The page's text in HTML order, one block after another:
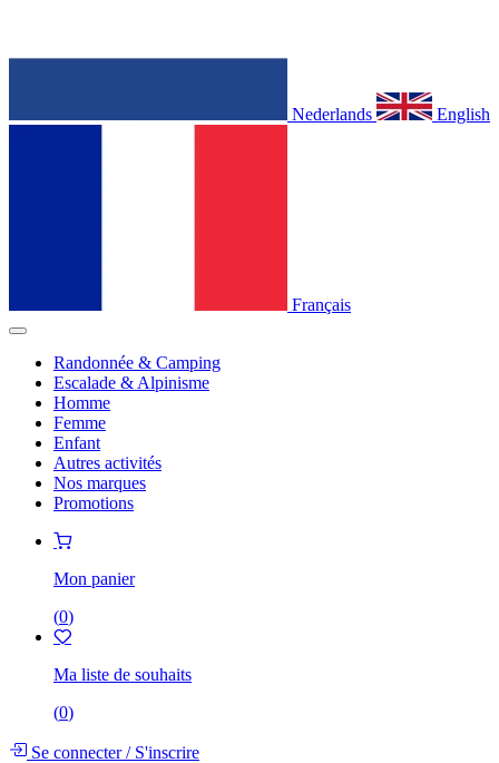
Nederlands English
Français
Randonnée & Camping
Escalade & Alpinisme
Homme
Femme
Enfant
Autres activités
Nos marques
Promotions
Mon panier
(0)
Ma liste de souhaits
(0)
Se connecter/S'inscrire